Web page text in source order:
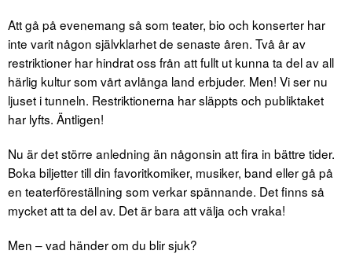
Att gå på evenemang så som teater, bio och konserter har
inte varit någon självklarhet de senaste åren. Två år av
restriktioner har hindrat oss från att fullt ut kunna ta del av all
härlig kultur som vårt avlånga land erbjuder. Men! Vi ser nu
ljuset i tunneln. Restriktionerna har släppts och publiktaket
har lyfts. Äntligen!
Nu är det större anledning än någonsin att fira in bättre tider.
Boka biljetter till din favoritkomiker, musiker, band eller gå på
en teaterföreställning som verkar spännande. Det finns så
mycket att ta del av. Det är bara att välja och vraka!
Men – vad händer om du blir sjuk?